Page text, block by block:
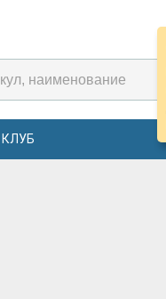
КЛУБ